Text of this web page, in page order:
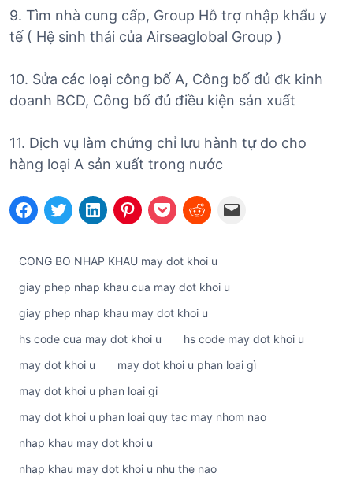
9. Tìm nhà cung cấp, Group Hỗ trợ nhập khẩu y
tế ( Hệ sinh thái của Airseaglobal Group )
10. Sửa các loại công bố A, Công bố đủ đk kinh
doanh BCD, Công bố đủ điều kiện sản xuất
11. Dịch vụ làm chứng chỉ lưu hành tự do cho
hàng loại A sản xuất trong nước
CONG BO NHAP KHAU may dot khoi u
giay phep nhap khau cua may dot khoi u
giay phep nhap khau may dot khoi u
hs code cua may dot khoi u
hs code may dot khoi u
may dot khoi u
may dot khoi u phan loai gì
may dot khoi u phan loai gi
may dot khoi u phan loai quy tac may nhom nao
nhap khau may dot khoi u
nhap khau may dot khoi u nhu the nao